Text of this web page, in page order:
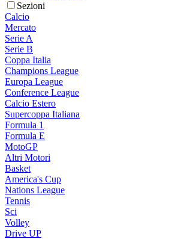
Sezioni
Calcio
Mercato
Serie A
Serie B
Coppa Italia
Champions League
Europa League
Conference League
Calcio Estero
Supercoppa Italiana
Formula 1
Formula E
MotoGP
Altri Motori
Basket
America's Cup
Nations League
Tennis
Sci
Volley
Drive UP